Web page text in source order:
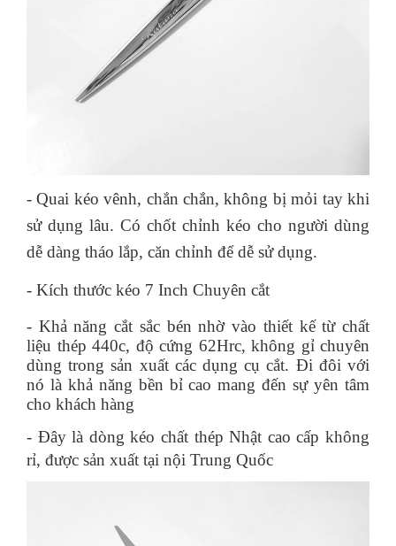
- Quai kéo vênh, chắn chắn, không bị mỏi tay khi
sử dụng lâu. Có chốt chỉnh kéo cho người dùng
dễ dàng tháo lắp, căn chỉnh để dễ sử dụng.
- Kích thước kéo 7 Inch Chuyên cắt
- Khả năng cắt sắc bén nhờ vào thiết kế từ chất
liệu thép 440c, độ cứng 62Hrc, không gỉ chuyên
dùng trong sản xuất các dụng cụ cắt. Đi đôi với
nó là khả năng bền bỉ cao mang đến sự yên tâm
cho khách hàng
- Đây là dòng kéo chất thép Nhật cao cấp không
rỉ, được sản xuất tại nội Trung Quốc